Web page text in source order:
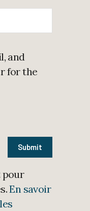
and
for the
pour
En savoir